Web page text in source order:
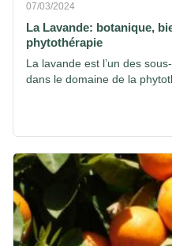
07/03/2024
La Lavande: botanique,
phytothérapie
La lavande est l’un des
dans le domaine de la